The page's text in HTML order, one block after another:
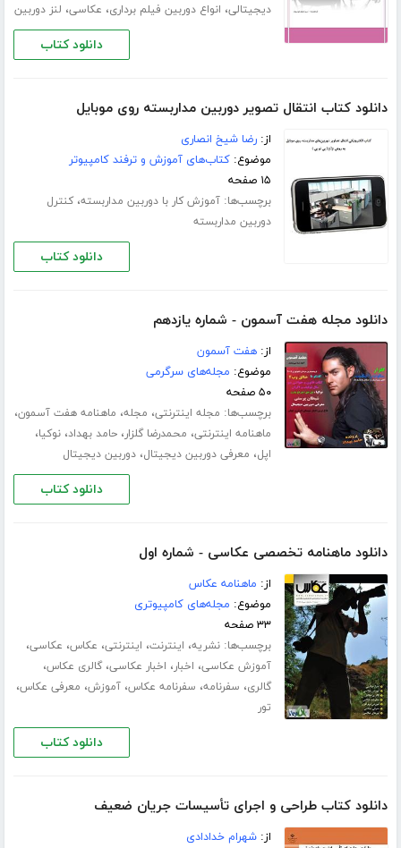
دیجیتالی، انواع دوربین فیلم برداری، عکاسی، لنز دوربین
دانلود کتاب
دانلود کتاب انتقال تصویر دوربین مداربسته روی موبایل
از:رضا شیخ انصاری
موضوع:کتاب‌های آموزش و ترفند کامپیوتر
۱۵ صفحه
برچسب‌ها:آموزش کار با دوربین مداربسته،کنترل
دوربین مداربسته
دانلود کتاب
دانلود مجله هفت آسمون - شماره یازدهم
از:هفت آسمون
موضوع: مجله‌های سرگرمی
۵۰ صفحه
برچسب‌ها: مجله اینترنتی، مجله، ماهنامه هفت آسمون،
ماهنامه اینترنتی، محمدرضا گلزار،حامد بهداد،نوکیا،
اپل، معرفی دوربین دیجیتال،دوربین دیجیتال
دانلود کتاب
دانلود ماهنامه تخصصی عکاسی - شماره اول
از: ماهنامه عکاس
موضوع: مجله‌های کامپیوتری
۳۳ صفحه
برچسب‌ها:نشریه، اینترنت، اینترنتی، عکاس، عکاسی،
آموزش عکاسی، اخبار، اخبار عکاسی،گالری عکاس،
گالری، سفرنامه، سفرنامه عکاس،آموزش، معرفی عکاس،
تور
دانلود کتاب
دانلود کتاب طراحی و اجرای تأسیسات جریان ضعیف
از:شهرام خدادادی